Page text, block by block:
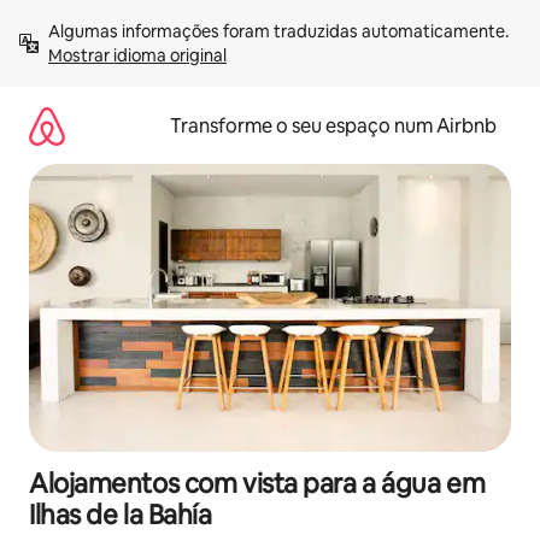
para
Mostrar idioma original
Transforme o seu espaço num Airbnb
Alojamentos com vista para a água em
Ilhas de la Bahía